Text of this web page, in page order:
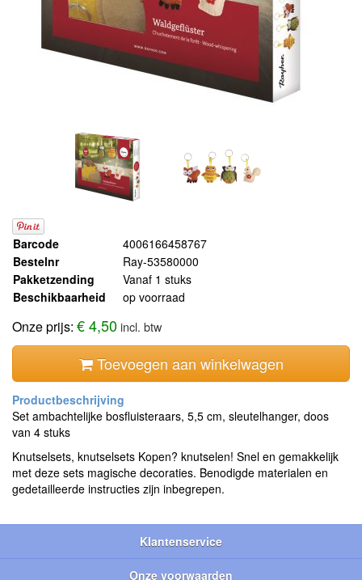
Barcode
4006166458767
Bestelnr
Ray-53580000
Pakketzending
Vanaf 1 stuks
Beschikbaarheid
op voorraad
Onze prijs: € 4,50incl. btw
Toevoegen aan winkelwagen
Set ambachtelijke bosfluisteraars, 5,5 cm, sleutelhanger, doos
van 4 stuks
Knutselsets, knutselsets Kopen? knutselen! Snel en gemakkelijk
met deze sets magische decoraties. Benodigde materialen en
gedetailleerde instructies zijn inbegrepen.
Klantenservice
Onze voorwaarden